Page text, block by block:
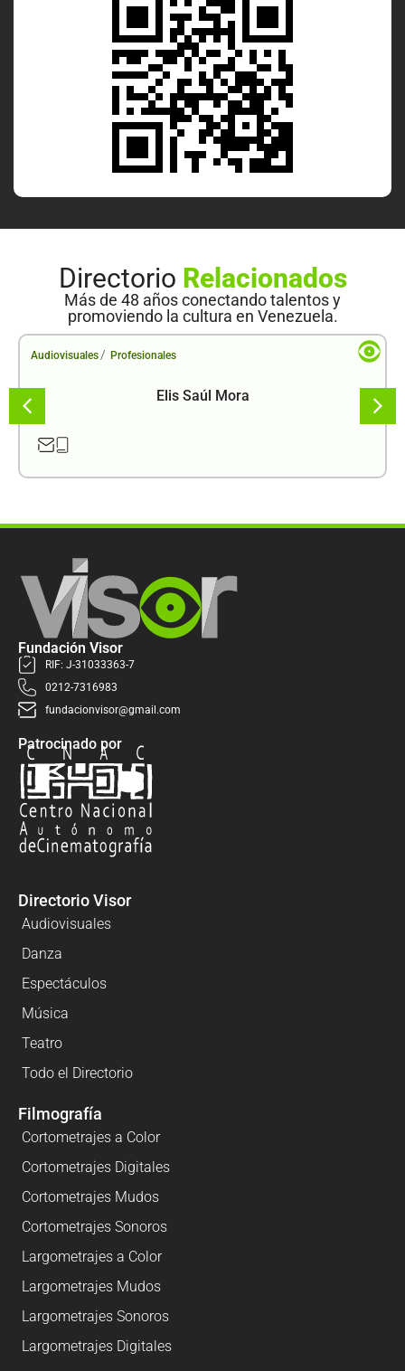
Directorio Relacionados
Más de 48 años conectando talentos y
promoviendo la cultura en Venezuela.
Audiovisuales / Profesionales
Elis Saúl Mora
Fundación Visor
RIF: J-31033363-7
0212-7316983
fundacionvisor@gmail.com
Patrocinado por
Directorio Visor
Audiovisuales
Danza
Espectáculos
Música
Teatro
Todo el Directorio
Filmografía
Cortometrajes a Color
Cortometrajes Digitales
Cortometrajes Mudos
Cortometrajes Sonoros
Largometrajes a Color
Largometrajes Mudos
Largometrajes Sonoros
Largometrajes Digitales